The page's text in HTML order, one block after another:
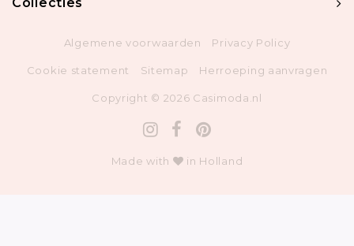
Collecties
Algemene voorwaarden Privacy Policy
Cookie statement Sitemap Herroeping aanvragen
Copyright © 2026 Casimoda.nl
Made with in Holland